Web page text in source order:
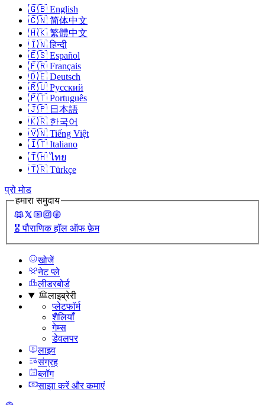
🇬🇧 English
🇨🇳 简体中文
🇭🇰 繁體中文
🇮🇳 हिन्दी
🇪🇸 Español
🇫🇷 Français
🇩🇪 Deutsch
🇷🇺 Русский
🇵🇹 Português
🇯🇵 日本語
🇰🇷 한국어
🇻🇳 Tiếng Việt
🇮🇹 Italiano
🇹🇭 ไทย
🇹🇷 Türkçe
प्रो मोड
हमारा समुदाय
🎖️पौराणिक हॉल ऑफ फ़ेम
खोजें
नेट प्ले
लीडरबोर्ड
लाइब्रेरी
प्लेटफॉर्म
शैलियाँ
गेम्स
डेवलपर
लाइव
संग्रह
ब्लॉग
साझा करें और कमाएं